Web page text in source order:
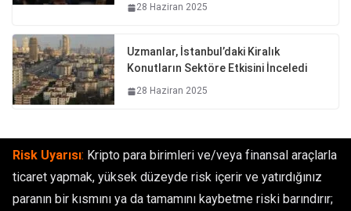
28 Haziran 2025
Uzmanlar, İstanbul’daki Kiralık
Konutların Sektöre Etkisini İnceledi
28 Haziran 2025
Risk Uyarısı: Kripto para birimleri ve/veya finansal araçlarla
ticaret yapmak, yüksek düzeyde risk içerir ve yatırdığınız
paranın bir kısmını ya da tamamını kaybetme riski barındırır;